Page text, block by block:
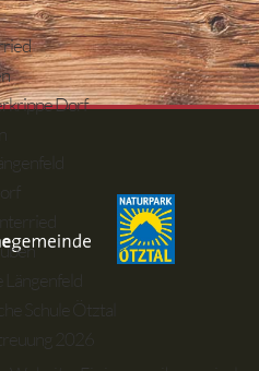
Dorf
Schule Ötztal
2026